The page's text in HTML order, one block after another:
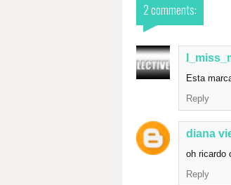
2 comments:
Esta
Reply
diana
oh ricardo
Reply